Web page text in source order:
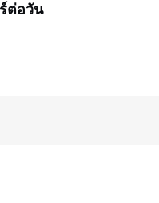
ต่อวัน